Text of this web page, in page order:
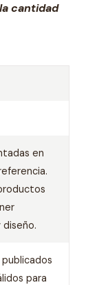
cantidad
en
para